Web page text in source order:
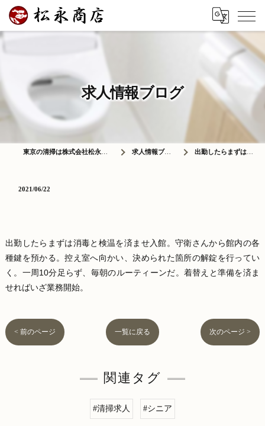
求人情報ブログ
求人情報ブログ 出勤したらまずは消…
2021/06/22
出勤したらまずは消毒と検温を済ませ入館。守衛さんから館内の各
種鍵を預かる。控え室へ向かい、決められた箇所の解錠を行ってい
く。一周10分足らず、毎朝のルーティーンだ。着替えと準備を済ま
せればいざ業務開始。
< 前のページ 一覧に戻る 次のページ >
関連タグ
#清掃求人 #シニア